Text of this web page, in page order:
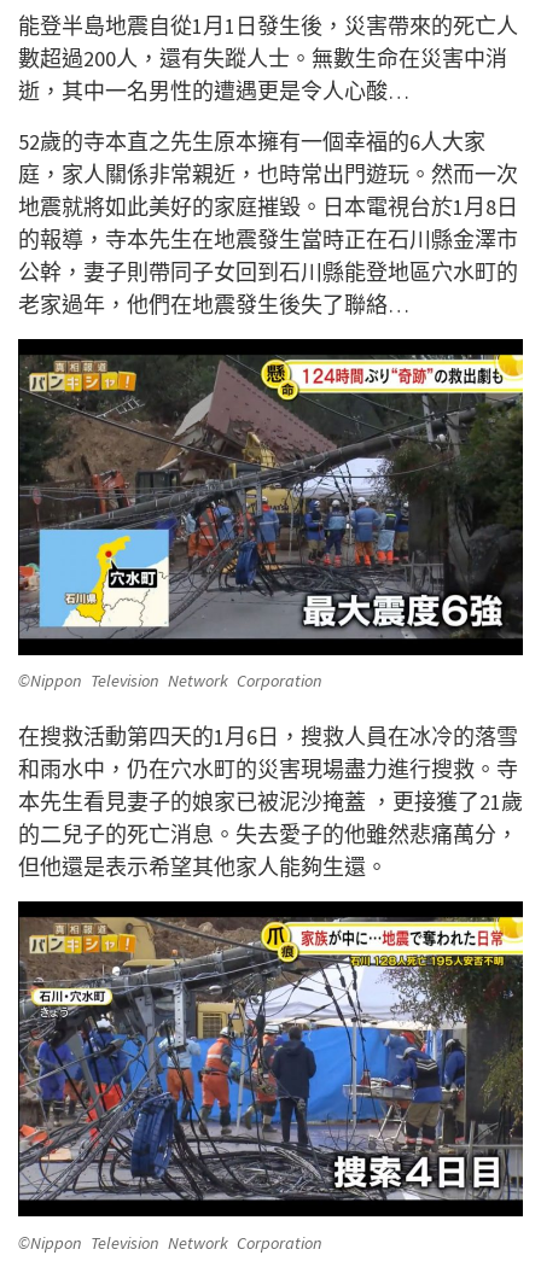
能登半島地震自從1月1日發生後，災害帶來的死亡人
數超過200人，還有失蹤人士。無數生命在災害中消
逝，其中一名男性的遭遇更是令人心酸…
52歲的寺本直之先生原本擁有一個幸福的6人大家
庭，家人關係非常親近，也時常出門遊玩。然而一次
地震就將如此美好的家庭摧毀。日本電視台於1月8日
的報導，寺本先生在地震發生當時正在石川縣金澤市
公幹，妻子則帶同子女回到石川縣能登地區穴水町的
老家過年，他們在地震發生後失了聯絡…
©Nippon Television Network Corporation
在搜救活動第四天的1月6日，搜救人員在冰冷的落雪
和雨水中，仍在穴水町的災害現場盡力進行搜救。寺
本先生看見妻子的娘家已被泥沙掩蓋 ，更接獲了21歲
的二兒子的死亡消息。失去愛子的他雖然悲痛萬分，
但他還是表示希望其他家人能夠生還。
©Nippon Television Network Corporation